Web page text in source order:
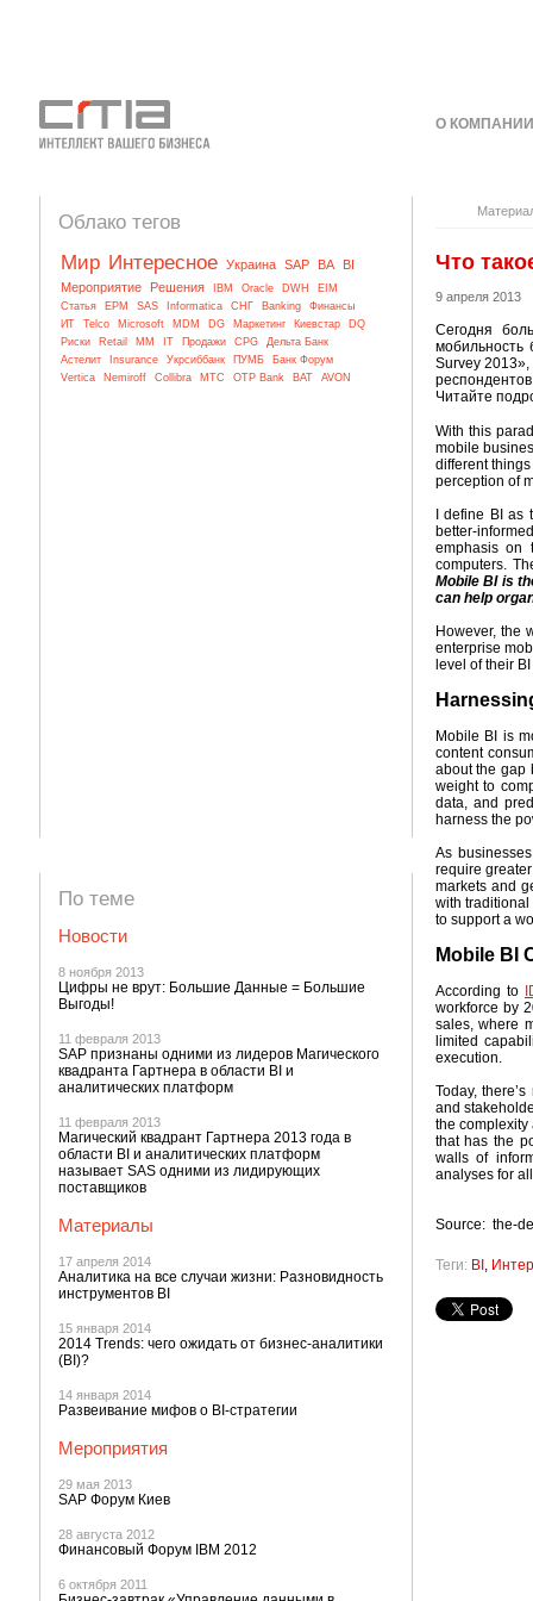
О
Облако тегов
Мир Интересное Украина SAP BA
BI
Мероприятие
Решения IBM Oracle DWH
EIM
Статья
EPM SAS Informatica СНГ Banking
Финансы
ИТ
Telco Microsoft MDM DG Маркетинг Киевстар
DQ
Риски
Retail MM IT Продажи CPG
Дельта Банк
Астелит
Insurance Укрсиббанк ПУМБ
Банк Форум
Vertica
Nemiroff Collibra МТС OTP Bank BAT AVON
По теме
Новости
8 ноября 2013
Цифры не врут: Большие Данные = Большие
Выгоды!
11 февраля 2013
SAP признаны одними из лидеров Магического
квадранта Гартнера в области BI и
аналитических платформ
11 февраля 2013
Магический квадрант Гартнера 2013 года в
области BI и аналитических платформ
называет SAS одними из лидирующих
поставщиков
Материалы
17 апреля 2014
Аналитика на все случаи жизни: Разновидность
инструментов BI
15 января 2014
2014 Trends: чего ожидать от бизнес-аналитики
(BI)?
14 января 2014
Развеивание мифов о BI-стратегии
Мероприятия
29 мая 2013
SAP Форум Киев
28 августа 2012
Финансовый Форум IBM 2012
6 октября 2011
Что
9 апреля 2013
Сегодня
мобильность
Survey
Читайте
With this
mobile
different
perception of
I define BI
better-
emphasis on
computers.
Mobile BI is
can help
However, the
enterprise
level of their
Mobile BI is
content
about the gap
weight to
data, and
harness the
As
require
markets and
with
to support a
Mobile BI
According to
workforce by
sales, where
limited
execution.
Today,
and
the complexity
that has the
walls of
analyses for
Source: the-
Теги: BI ,